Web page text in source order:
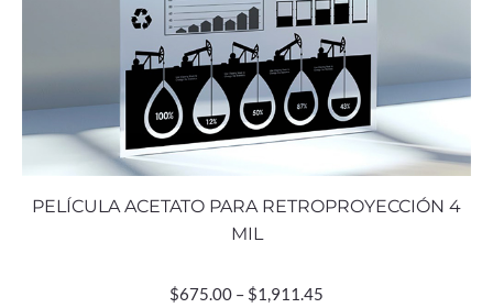
PELÍCULA ACETATO PARA RETROPROYECCIÓN 4
MIL
$675.00 – $1,911.45